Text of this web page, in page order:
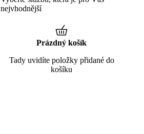
nejvhodnější
Prázdný košík
Tady uvidíte položky přidané do
košíku